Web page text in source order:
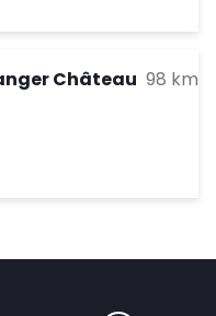
Château 98 km
Week